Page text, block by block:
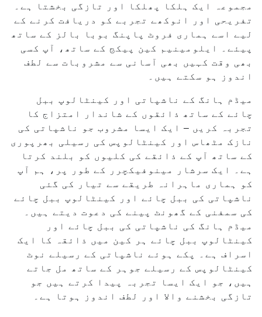
مجموعہ ایک ہلکا پھلکا اور تازگی بخشتا ہے۔
تفریحی اور انوکھے تجربے کو دریافت کرنے کے
لیے اسے ہماری فروٹ پاپنگ بوبا بالز کے ساتھ
پیئے۔ ایلومینیم کین پیکج کے ساتھ، آپ کسی
بھی وقت کہیں بھی آسانی سے مشروبات سے لطف
اندوز ہو سکتے ہیں۔
میڈم ہانگ کے ناشپاتی اور کینٹالوپ ببل
چائے کے ساتھ ذائقوں کے شاندار امتزاج کا
تجربہ کریں – ایک ایسا مشروب جو ناشپاتی کی
نازک مٹھاس اور کینٹالوپس کی رسیلی بھرپوری
کے ساتھ آپ کے ذائقے کی کلیوں کو بلند کرتا
ہے۔ ایک سرشار مینوفیکچرر کے طور پر، ہم آپ
کو ہماری ماہرانہ طریقے سے تیار کی گئی
ناشپاتی کی ببل چائے اور کینٹالوپ ببل چائے
کی سمفنی کے گھونٹ پینے کی دعوت دیتے ہیں۔
میڈم ہانگ کی ناشپاتی کی ببل چائے اور
کینٹالوپ ببل چائے ہر کین میں ذائقہ کا ایک
اسراف ہے۔ پکے ہوئے ناشپاتی کے رسیلے نوٹ
کینٹالوپس کے رسیلے جوہر کے ساتھ مل جاتے
ہیں، جو ایک ایسا تجربہ پیدا کرتے ہیں جو
تازگی بخشنے والا اور لطف اندوز ہوتا ہے۔